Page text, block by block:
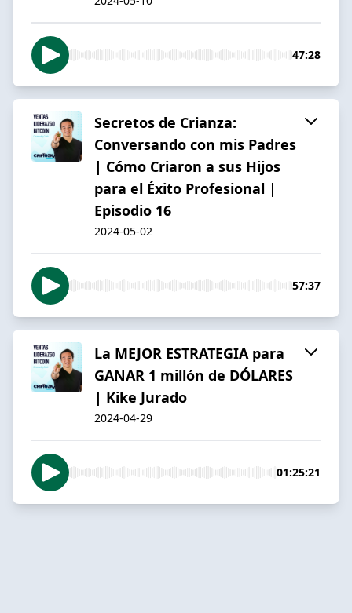
47:28
Secretos de Crianza:
Conversando con mis Padres
| Cómo Criaron a sus Hijos
para el Éxito Profesional |
Episodio 16
2024-05-02
57:37
La MEJOR ESTRATEGIA para
GANAR 1 millón de DÓLARES
| Kike Jurado
2024-04-29
01:25:21